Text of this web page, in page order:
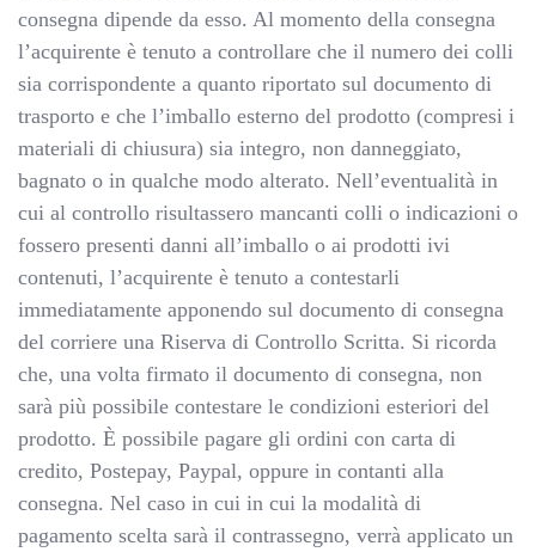
consegna dipende da esso. Al momento della consegna
l’acquirente è tenuto a controllare che il numero dei colli
sia corrispondente a quanto riportato sul documento di
trasporto e che l’imballo esterno del prodotto (compresi i
materiali di chiusura) sia integro, non danneggiato,
bagnato o in qualche modo alterato. Nell’eventualità in
cui al controllo risultassero mancanti colli o indicazioni o
fossero presenti danni all’imballo o ai prodotti ivi
contenuti, l’acquirente è tenuto a contestarli
immediatamente apponendo sul documento di consegna
del corriere una Riserva di Controllo Scritta. Si ricorda
che, una volta firmato il documento di consegna, non
sarà più possibile contestare le condizioni esteriori del
prodotto. È possibile pagare gli ordini con carta di
credito, Postepay, Paypal, oppure in contanti alla
consegna. Nel caso in cui in cui la modalità di
pagamento scelta sarà il contrassegno, verrà applicato un